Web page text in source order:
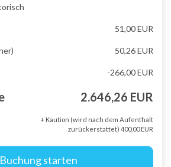
51,00 EUR
50,26 EUR
-266,00 EUR
2.646,26 EUR
+ Kaution (wird nach dem Aufenthalt
zurückerstattet) 400,00 EUR
Buchung starten